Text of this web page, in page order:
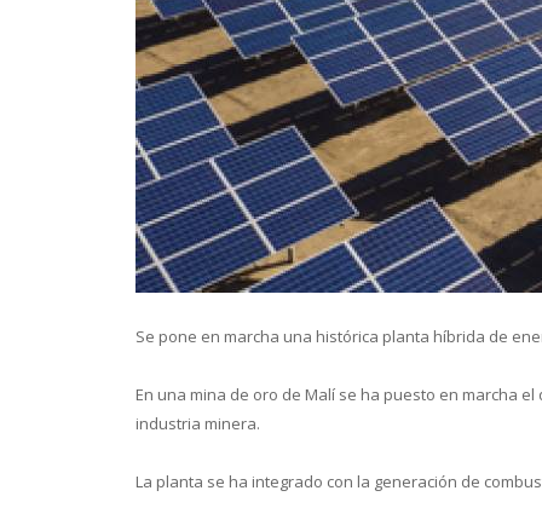
Se pone en marcha una histórica planta híbrida de
En una mina de oro de Malí se ha puesto en marcha
industria minera.
La planta se ha integrado con la generación de